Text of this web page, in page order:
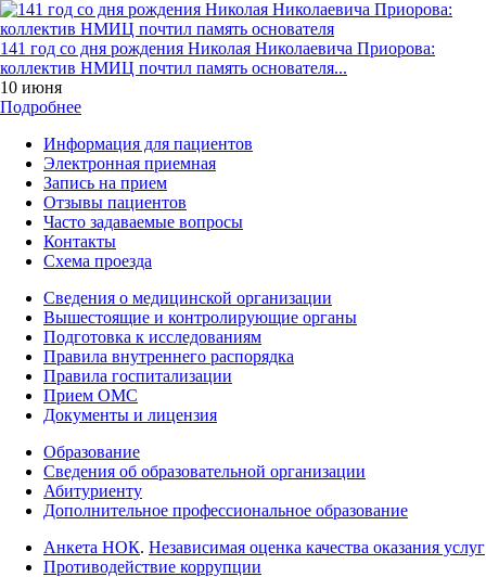
141 год со дня рождения Николая Николаевича Приорова:
коллектив НМИЦ почтил память основателя...
10 июня
Подробнее
Информация для пациентов
Электронная приемная
Запись на прием
Отзывы пациентов
Часто задаваемые вопросы
Контакты
Схема проезда
Сведения о медицинской организации
Вышестоящие и контролирующие органы
Подготовка к исследованиям
Правила внутреннего распорядка
Правила госпитализации
Прием ОМС
Документы и лицензия
Образование
Сведения об образовательной организации
Абитуриенту
Дополнительное профессиональное образование
Анкета НОК. Независимая оценка качества оказания услуг
Противодействие коррупции